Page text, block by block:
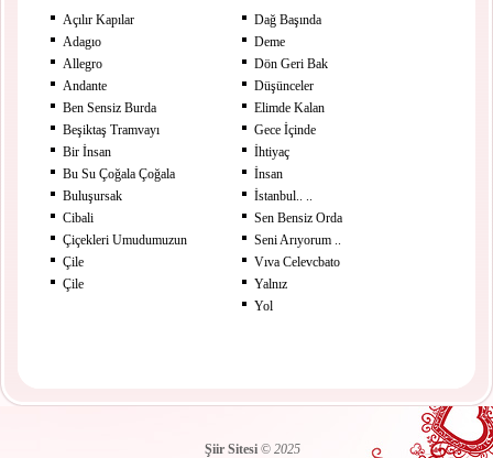
Açılır Kapılar
Adagıo
Allegro
Andante
Ben Sensiz Burda
Beşiktaş Tramvayı
Bir İnsan
Bu Su Çoğala Çoğala
Buluşursak
Cibali
Çiçekleri Umudumuzun
Çile
Çile
Dağ Başında
Deme
Dön Geri Bak
Düşünceler
Elimde Kalan
Gece İçinde
İhtiyaç
İnsan
İstanbul.. ..
Sen Bensiz Orda
Seni Arıyorum ..
Vıva Celevcbato
Yalnız
Yol
Şiir Sitesi© 2025